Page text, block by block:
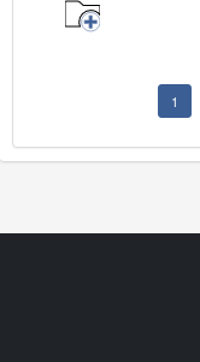
1